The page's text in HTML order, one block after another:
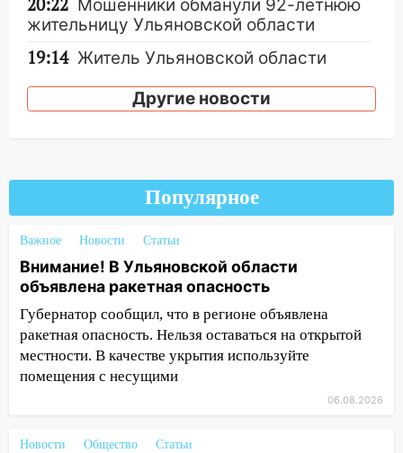
20:22 Мошенники обманули 92-летнюю
жительницу Ульяновской области
19:14 Житель Ульяновской области
заработал уголовное дело
18:00 Мотофристайл, рок и силовой
экстрим: в Ульяновске пройдет
17:30
Где есть бензин в Ульяновске 5
августа после рабочего дня: список АЗС
17:05 «Обыск» по видеосвязи: в
Ульяновске задержали 19-летнюю
сообщницу мошенников
16:12 Едва не перерезал горло: в
больницей
Другие новости
Популярное
Важное Новости Статьи
Внимание! В Ульяновской области
объявлена ракетная опасность
Губернатор сообщил, что в регионе объявлена
ракетная опасность. Нельзя оставаться на открытой
местности. В качестве укрытия используйте
помещения с несущими
06.08.2026
Новости Общество
Статьи